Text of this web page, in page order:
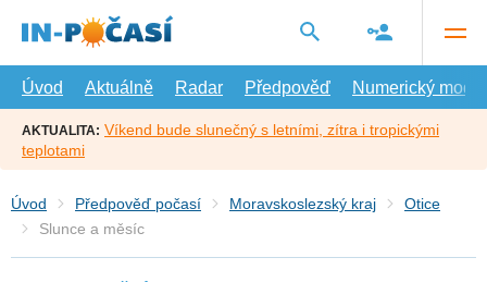
hlavní
Úvod
Aktuálně Radar Předpověď Numerický model
AKTUALITA: Víkend bude slunečný s letními, zítra i tropickými
teplotami
Úvod Předpověď počasí Moravskoslezský kraj
Otice
Slunce a měsíc